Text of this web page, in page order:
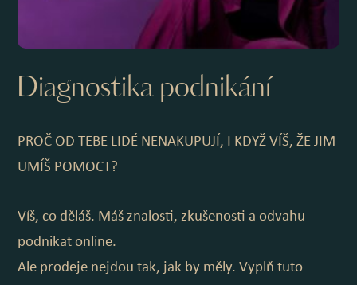
Diagnostika podnikání
PROČ OD TEBE LIDÉ NENAKUPUJÍ, I KDYŽ VÍŠ, ŽE JIM
UMÍŠ POMOCT?
Víš, co děláš. Máš znalosti, zkušenosti a odvahu
podnikat online.
Ale prodeje nejdou tak, jak by měly. Vyplň tuto